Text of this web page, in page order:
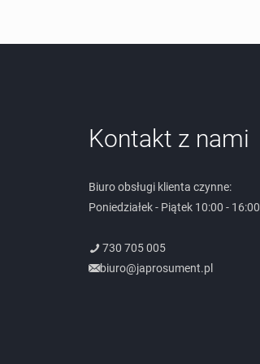
Kontakt z nami
Biuro obsługi klienta czynne:
Poniedziałek - Piątek 10:00 - 16:00
730 705 005
biuro@japrosument.pl